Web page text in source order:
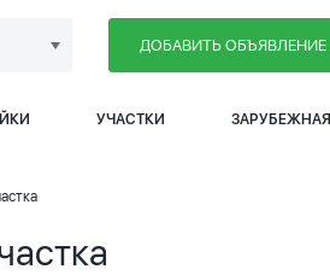
ДОБАВИТЬ ОБЪЯВЛЕНИЕ
УЧАСТКИ ЗАРУБЕЖНАЯ